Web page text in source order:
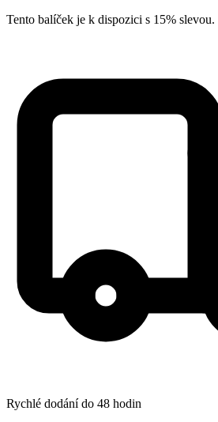
Tento balíček je k dispozici s 15% slevou.
Rychlé dodání do 48 hodin